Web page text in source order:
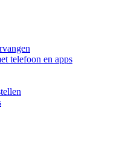
telefoon en apps